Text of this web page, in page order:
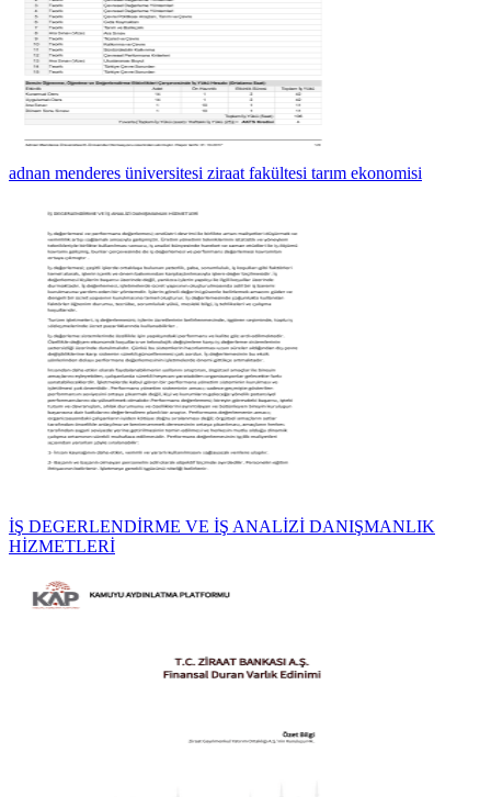
adnan menderes üniversitesi ziraat fakültesi tarım ekonomisi
İŞ DEGERLENDİRME VE İŞ ANALİZİ DANIŞMANLIK
HİZMETLERİ